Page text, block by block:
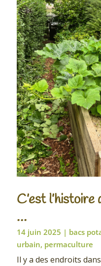
C’est l’histoire
…
14 juin 2025 | bacs
urbain, permaculture
Il y a des endroits